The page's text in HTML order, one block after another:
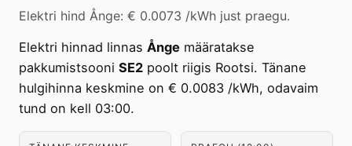
Elektri hind Ånge: € 0.0073 /kWh just praegu.
Elektri hinnad linnas Ånge määratakse
pakkumistsooni SE2 poolt riigis Rootsi. Tänane
hulgihinna keskmine on € 0.0083 /kWh, odavaim
tund on kell 03:00.